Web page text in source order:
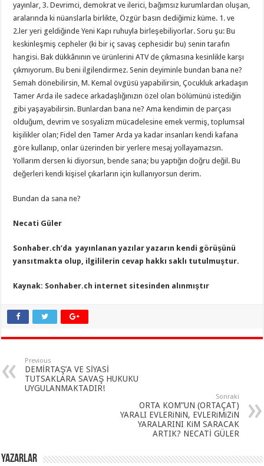
yayınlar, 3. Devrimci, demokrat ve ilerici, bağımsız kurumlardan oluşan,
aralarında ki nüanslarla birlikte, Özgür basın dediğimiz küme. 1. ve
2.ler yeri geldiğinde Yeni Kapı ruhuyla birleşebiliyorlar. Soru şu: Bu
keskinleşmiş cepheler (ki bir iç savaş cephesidir bu) senin tarafın
hangisi. Bak dükkânının ve ürünlerini ATV de çıkmasına kesinlikle karşı
çıkmıyorum. Bu beni ilgilendirmez. Senin deyiminle bundan bana ne?
Semah dönebilirsin, M. Kemal övgüsü yapabilirsin, Çocukluk arkadaşın
Tamer Arda ile sadece arkadaşlığınızın özel olan bölümünü istediğin
gibi yaşayabilirsin. Bunlardan bana ne? Ama kendimin de parçası
olduğum, devrim ve sosyalizm mücadelesine emek vermiş, toplumsal
kişilikler olan; Fidel den Tamer Arda ya kadar insanları kendi kafana
göre kullanıp, onlar üzerinden bir yerlere mesaj yollayamazsın.
Yollarım dersen ki diyorsun, bende sana; bu yaptığın doğru değil. Bu
değerleri kendi kişisel çıkarların için kullanıyorsun derim.
Bundan da sana ne?
Necati Güler
Sonhaber.ch’da yayınlanan yazılar yazarın kendi görüşünü
yansıtmakta olup, ilgililerin cevap hakkı saklı tutulmuştur.
Kaynak: Sonhaber.ch internet sitesinden alınmıştır
Previous
DEMİRTAŞ’A VE SİYASİ
TUTSAKLARA SAVAŞ HUKUKU
UYGULANMAKTADIR!
Sonraki
ORTA KOM”UN (ORTAÇAT)
YARALI EVLERiNiN, EVLERiMiZiN
YARALARINI KiM SARACAK
ARTIK? NECATİ GÜLER
YAZARLAR